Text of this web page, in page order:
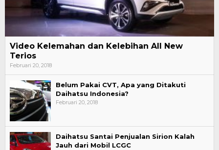
Video Kelemahan dan Kelebihan All New
Terios
Februari 20, 2018
Belum Pakai CVT, Apa yang Ditakuti
Daihatsu Indonesia?
Februari 20, 2018
Daihatsu Santai Penjualan Sirion Kalah
Jauh dari Mobil LCGC